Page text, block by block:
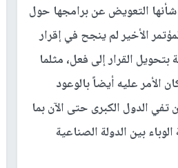
التعويض عن برامجها حول
الأخير لم ينجح في إقرار
القرار إلى فعل، مثلما
الأمر عليه أيضاً بالوعود
الدول الكبرى حتى الآن بما
بين الدولة الصناعية